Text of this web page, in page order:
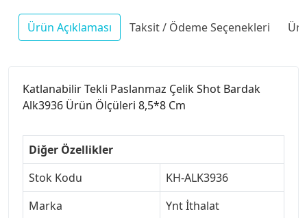
Ürün Açıklaması Taksit / Ödeme Seçenekleri
Katlanabilir Tekli Paslanmaz Çelik Shot Bardak
Alk3936 Ürün Ölçüleri 8,5*8 Cm
Diğer Özellikler
Stok Kodu
KH-ALK3936
Marka
Ynt İthalat